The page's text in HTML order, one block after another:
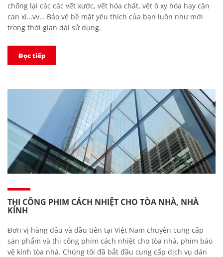
chống lại các các vết xước, vết hóa chất, vệt ô xy hóa hay cặn
can xi…vv… Bảo vệ bề mặt yêu thích của bạn luôn như mới
trong thời gian dài sử dụng.
Đọc tiếp
THI CÔNG PHIM CÁCH NHIỆT CHO TÒA NHÀ, NHÀ
KÍNH
Đơn vị hàng đầu và đầu tiên tại Việt Nam chuyên cung cấp
sản phẩm và thi công phim cách nhiệt cho tòa nhà, phim bảo
vệ kính tòa nhà. Chúng tôi đã bắt đầu cung cấp dịch vụ dán